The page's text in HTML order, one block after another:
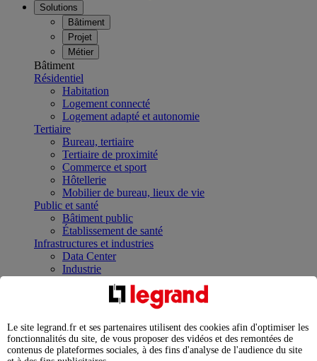
Solutions
Bâtiment
Projet
Métier
Bâtiment
Résidentiel
Habitation
Logement connecté
Logement adapté et autonomie
Tertiaire
Bureau, tertiaire
Tertiaire de proximité
Commerce et sport
Hôtellerie
Mobilier de bureau, lieux de vie
Public et santé
Bâtiment public
Établissement de santé
Infrastructures et industries
Data Center
Industrie
Infrastructures
Contrôler et planifier le fonctionnement des appareils
Répartir et optimiser son tableau électrique
Legrand Data Center Solutions : concentrer les
expertises au service de vos performances
Le site legrand.fr et ses partenaires utilisent des cookies afin d'optimiser les
fonctionnalités du site, de vous proposer des vidéos et des remontées de
contenus de plateformes sociales, à des fins d'analyse de l'audience du site